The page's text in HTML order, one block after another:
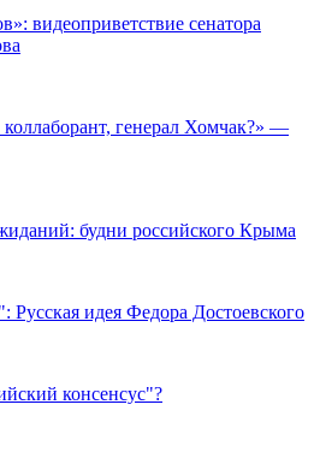
видеоприветствие сенатора
генерал Хомчак?» —
будни российского Крыма
Русская идея Федора Достоевского
консенсус"?